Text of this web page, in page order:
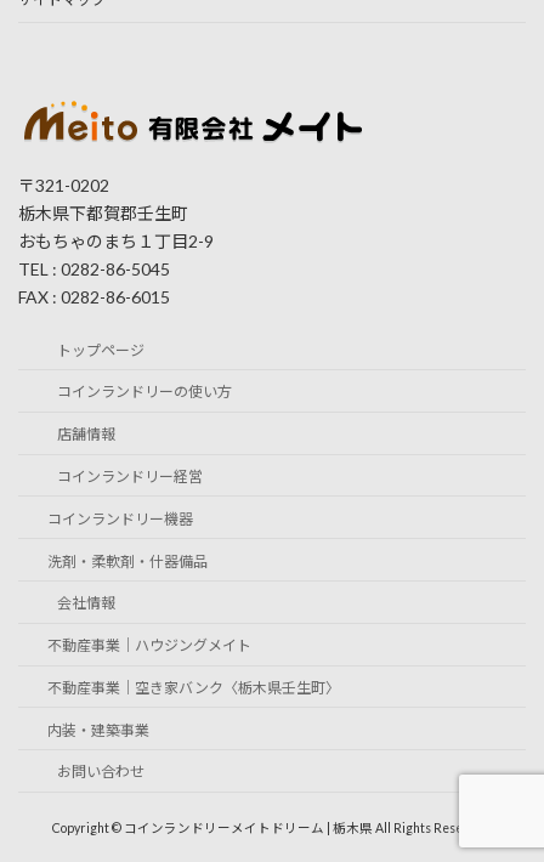
〒321-0202
栃木県下都賀郡壬生町
おもちゃのまち１丁目2-9
TEL : 0282-86-5045
FAX : 0282-86-6015
トップページ
コインランドリーの使い方
店舗情報
コインランドリー経営
コインランドリー機器
洗剤・柔軟剤・什器備品
会社情報
不動産事業｜ハウジングメイト
不動産事業｜空き家バンク〈栃木県壬生町〉
内装・建築事業
お問い合わせ
Copyright © コインランドリーメイトドリーム | 栃木県 All Rights Reserved.